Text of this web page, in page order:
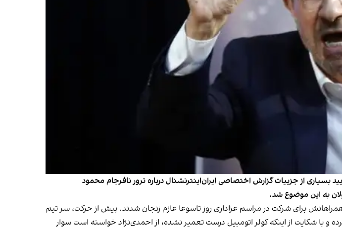
بسیاری از جزییات گزارش اختصاصی ایران‌اینترنشنال درباره ترور نافرجام محمود
احمدی‌نژاد و همراهانش برای شرکت در مراسم عزاداری روز تاسوعا عازم زنجان شدند. پیش از حرکت، سر تیم
و با شکایت از اینکه کولر اتومبیل درست تعمیر نشده، از احمدی‌نژاد خواسته است سوار